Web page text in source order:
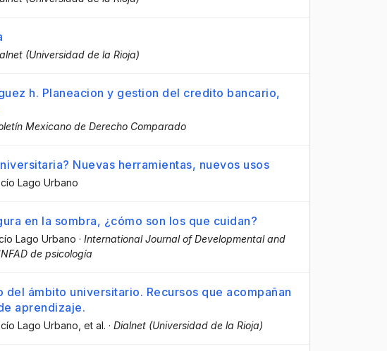
(Universidad de la Rioja)
h. Planeacion y gestion del credito bancario,
Mexicano de Derecho Comparado
Nuevas herramientas, nuevos usos
Lago Urbano
en la sombra, ¿cómo son los que cuidan?
Lago Urbano · International Journal of Developmental and
de psicología
ámbito universitario. Recursos que acompañan
aprendizaje.
Lago Urbano , et al. · Dialnet (Universidad de la Rioja)